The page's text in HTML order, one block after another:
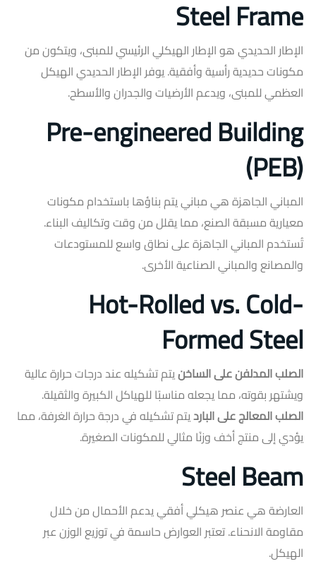
Steel Frame
الإطار الحديدي هو الإطار الهيكلي الرئيسي للمبنى، ويتكون من
مكونات حديدية رأسية وأفقية. يوفر الإطار الحديدي الهيكل
العظمي للمبنى، ويدعم الأرضيات والجدران والأسطح.
Pre-engineered Building
(PEB)
المباني الجاهزة هي مباني يتم بناؤها باستخدام مكونات
معيارية مسبقة الصنع، مما يقلل من وقت وتكاليف البناء.
تُستخدم المباني الجاهزة على نطاق واسع للمستودعات
والمصانع والمباني الصناعية الأخرى.
Hot-Rolled vs. Cold-
Formed Steel
الصلب المدلفن على الساخنيتم تشكيله عند درجات حرارة عالية
ويشتهر بقوته، مما يجعله مناسبًا للهياكل الكبيرة والثقيلة.
الصلب المعالج على البارديتم تشكيله في درجة حرارة الغرفة، مما
يؤدي إلى منتج أخف وزنًا مثالي للمكونات الصغيرة.
Steel Beam
العارضة هي عنصر هيكلي أفقي يدعم الأحمال من خلال
مقاومة الانحناء. تعتبر العوارض حاسمة في توزيع الوزن عبر
الهيكل.